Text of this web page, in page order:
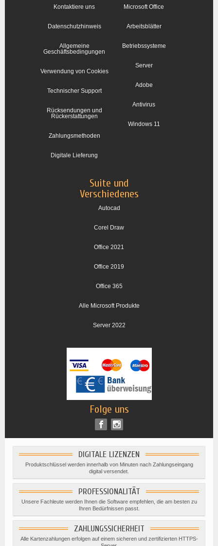
Kontaktiere uns
Datenschutzhinweis
Allgemeine
Geschäftsbedingungen
Verwendung von Cookies
Technischer Support
Rücksendungen und
Rückerstattungen
Zahlungsmethoden
Digitale Lieferung
Microsoft Office
Arbeitsblätter
Betriebssysteme
Server
Adobe
Antivirus
Windows 11
Suite und
Verschiedenes
Autocad
Corel Draw
Office 2021
Office 2019
Office 365
Alle Microsoft Produkte
Server 2022
Folge uns
DIGITALE LIZENZEN
Produktschlüssel werden innerhalb von Minuten nach Zahlungseingang
digital versendet.
PROFESSIONALITÄT
Unsere Fachleute werden Ihnen die Software empfehlen, die am besten zu
Ihren Bedürfnissen passt.
ZAHLUNGSSICHERHEIT
Alle Kartenzahlungen erfolgen auf einem sicheren und zertifizierten HTTPS-